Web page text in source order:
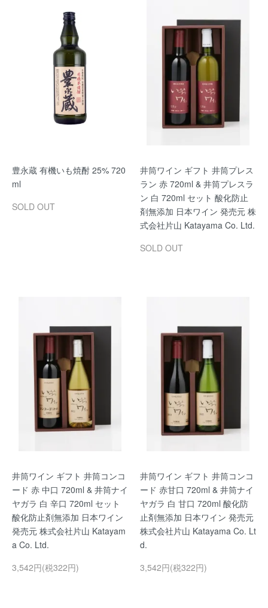
豊永蔵 有機いも焼酎 25% 720
ml
SOLD OUT
井筒ワイン ギフト 井筒プレス
ラン 赤 720ml & 井筒プレスラ
ン 白 720ml セット 酸化防止
剤無添加 日本ワイン 発売元 株
式会社片山 Katayama Co. Ltd.
SOLD OUT
井筒ワイン ギフト 井筒コンコ
ード 赤 中口 720ml & 井筒ナイ
ヤガラ 白 辛口 720ml セット
酸化防止剤無添加 日本ワイン
発売元 株式会社片山 Katayam
a Co. Ltd.
3,542円(税322円)
井筒ワイン ギフト 井筒コンコ
ード 赤甘口 720ml & 井筒ナイ
ヤガラ 白 甘口 720ml 酸化防
止剤無添加 日本ワイン 発売元
株式会社片山 Katayama Co. Lt
d.
3,542円(税322円)